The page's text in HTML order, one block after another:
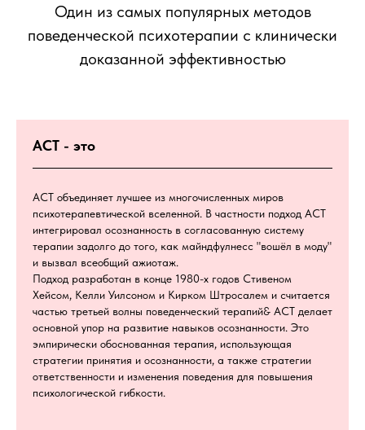
Один из самых популярных методов
поведенческой психотерапии с клинически
доказанной эффективностью
ACT - это
ACT объединяет лучшее из многочисленных миров
психотерапевтической вселенной. В частности подход ACT
интегрировал осознанность в согласованную систему
терапии задолго до того, как майндфулнесс "вошёл в моду"
и вызвал всеобщий ажиотаж.
Подход разработан в конце 1980-х годов Стивеном
Хейсом, Келли Уилсоном и Кирком Штросалем и считается
частью третьей волны поведенческий терапий& ACT делает
основной упор на развитие навыков осознанности. Это
эмпирически обоснованная терапия, использующая
стратегии принятия и осознанности, а также стратегии
ответственности и изменения поведения для повышения
психологической гибкости.